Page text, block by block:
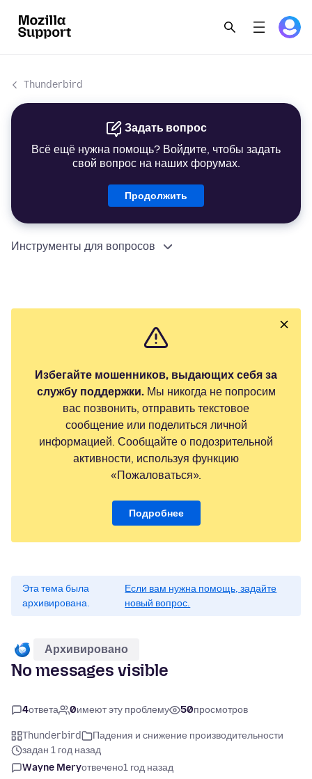
Thunderbird
Задать вопрос
Всё ещё нужна помощь? Войдите, чтобы задать
свой вопрос на наших форумах.
Продолжить
Инструменты для вопросов
Избегайте мошенников, выдающих себя за
службу поддержки.Мы никогда не попросим
вас позвонить, отправить текстовое
сообщение или поделиться личной
информацией. Сообщайте о подозрительной
активности, используя функцию
«Пожаловаться».
Подробнее
Эта тема была
архивирована.
Если вам нужна помощь, задайте
новый вопрос.
Архивировано
No messages visible
4ответа 0имеют эту проблему 50просмотров
Thunderbird
Падения и снижение производительности
задан 1 год назад
Wayne Meryотвечено1 год назад